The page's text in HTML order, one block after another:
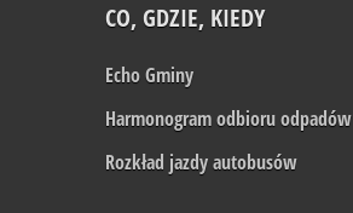
CO, GDZIE, KIEDY
Echo Gminy
Harmonogram odbioru odpadów
Rozkład jazdy autobusów